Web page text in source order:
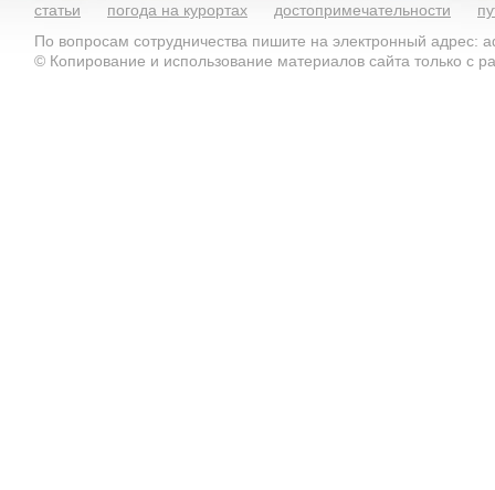
статьи погода на курортах достопримечательности
По вопросам сотрудничества пишите на электронный адрес:
© Копирование и использование материалов сайта только с